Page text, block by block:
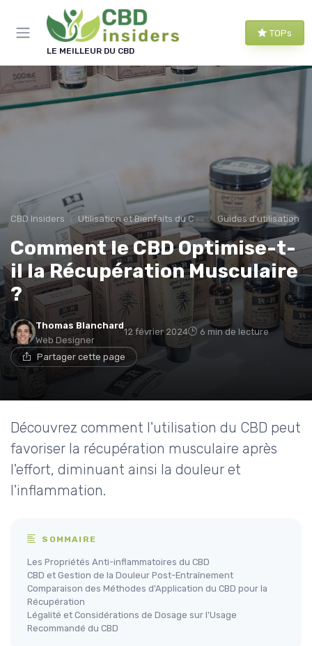
LE MEILLEUR DU CBD
TOPs
CBD Insiders Utilisation et Bienfaits du CBD Guides d'utilisation
Comment le CBD Optimise-t-
il la Récupération Musculaire
?
Thomas Blanchard
Web Designer
12 février 2024 6 min de lecture
Partager cette page
Découvrez comment l'utilisation du CBD peut
favoriser la récupération musculaire après
l'effort, diminuant ainsi la douleur et
l'inflammation.
SOMMAIRE
Les Propriétés Anti-inflammatoires du CBD
CBD et Gestion de la Douleur Post-Entraînement
Comparaison des Méthodes d'Application du CBD pour la
Récupération
Légalité et Considérations de Dosage sur l'Usage
Recommandé du CBD
Panneau de gestion des cookies